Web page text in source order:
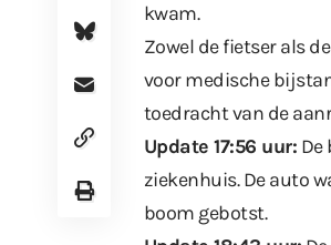
kwam.
Zowel de fietser als
voor medische
toedracht van de
Update 17:56 uur:
ziekenhuis. De auto
boom gebotst.